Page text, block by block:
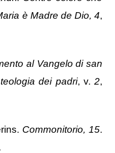
è Madre de Dio, 4,
al Vangelo di san
dei padri, v. 2,
Commonitorio, 15.